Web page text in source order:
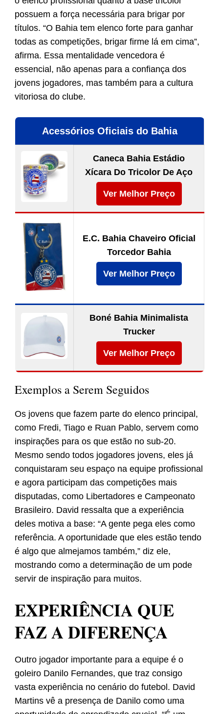
possuem a força necessária para brigar por
títulos. “O Bahia tem elenco forte para ganhar
todas as competições, brigar firme lá em cima”,
afirma. Essa mentalidade vencedora é
essencial, não apenas para a confiança dos
jovens jogadores, mas também para a cultura
vitoriosa do clube.
Acessórios Oficiais do Bahia
Caneca Bahia Estádio
Xícara Do Tricolor De Aço
Ver Melhor Preço
E.C. Bahia Chaveiro Oficial
Torcedor Bahia
Ver Melhor Preço
Boné Bahia Minimalista
Trucker
Ver Melhor Preço
Exemplos a Serem Seguidos
Os jovens que fazem parte do elenco principal,
como Fredi, Tiago e Ruan Pablo, servem como
inspirações para os que estão no sub-20.
Mesmo sendo todos jogadores jovens, eles já
conquistaram seu espaço na equipe profissional
e agora participam das competições mais
disputadas, como Libertadores e Campeonato
Brasileiro. David ressalta que a experiência
deles motiva a base: “A gente pega eles como
referência. A oportunidade que eles estão tendo
é algo que almejamos também,” diz ele,
mostrando como a determinação de um pode
servir de inspiração para muitos.
EXPERIÊNCIA QUE
FAZ A DIFERENÇA
Outro jogador importante para a equipe é o
goleiro Danilo Fernandes, que traz consigo
vasta experiência no cenário do futebol. David
Martins vê a presença de Danilo como uma